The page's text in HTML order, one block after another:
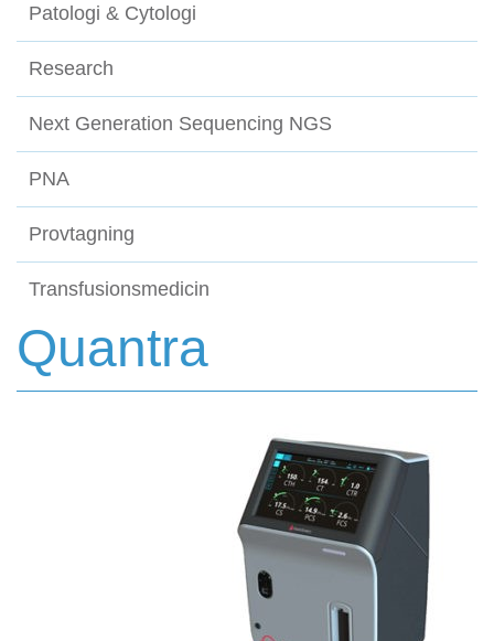
Patologi & Cytologi
Research
Next Generation Sequencing NGS
PNA
Provtagning
Transfusionsmedicin
Quantra